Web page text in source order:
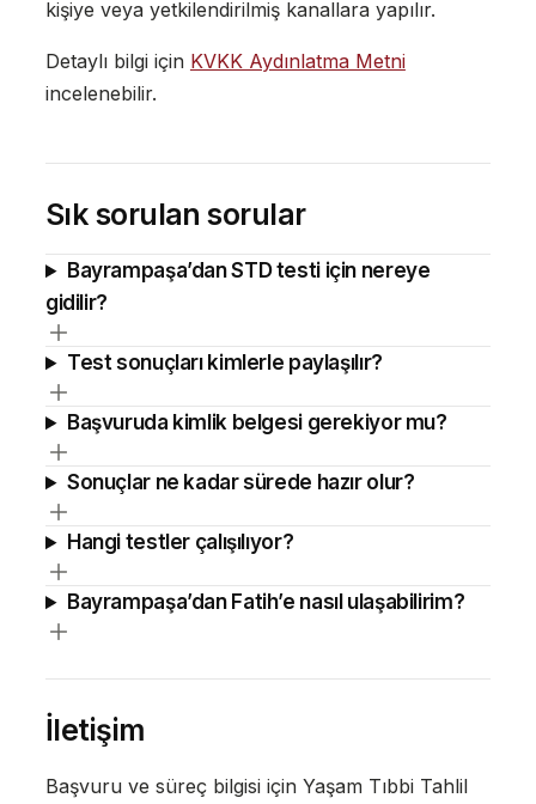
kişiye veya yetkilendirilmiş kanallara yapılır.
Detaylı bilgi için KVKK Aydınlatma Metni
incelenebilir.
Sık sorulan sorular
Bayrampaşa’dan STD testi için nereye
gidilir?
Test sonuçları kimlerle paylaşılır?
Başvuruda kimlik belgesi gerekiyor mu?
Sonuçlar ne kadar sürede hazır olur?
Hangi testler çalışılıyor?
Bayrampaşa’dan Fatih’e nasıl ulaşabilirim?
İletişim
Başvuru ve süreç bilgisi için Yaşam Tıbbi Tahlil